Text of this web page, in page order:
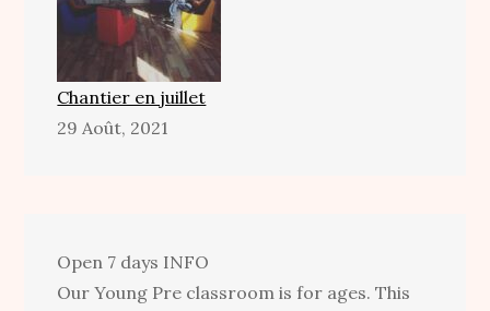
Chantier en juillet
29 Août, 2021
Open 7 days INFO
Our Young Pre classroom is for ages. This